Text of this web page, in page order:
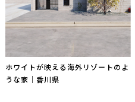
ホワイトが映える海外リゾートのよ
うな家｜香川県